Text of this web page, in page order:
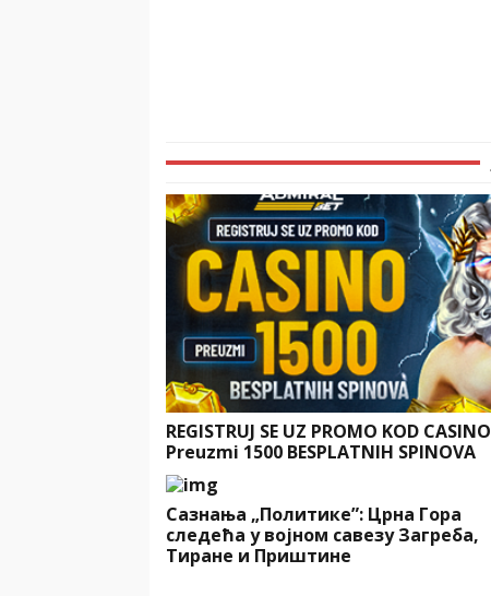
REGISTRUJ SE UZ PROMO KOD CASINO
Preuzmi 1500 BESPLATNIH SPINOVA
Сазнања „Политике”: Црна Гора
следећа у војном савезу Загреба,
Тиране и Приштине